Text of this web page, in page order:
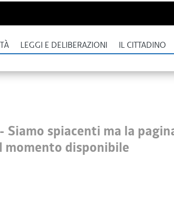
LEGGI E DELIBERAZIONI IL CITTADINO
Siamo spiacenti ma la
momento disponibile